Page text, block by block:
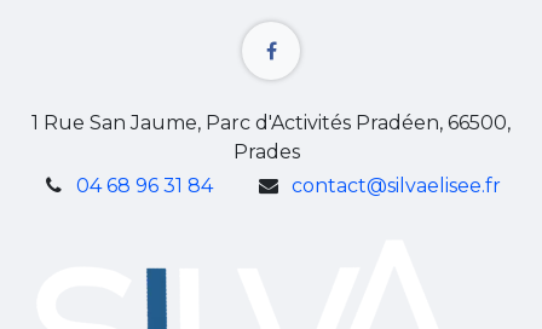
1 Rue San Jaume, Parc d'Activités Pradéen, 66500,
Prades
04 68 96 31 84
contact@silvaelisee.fr